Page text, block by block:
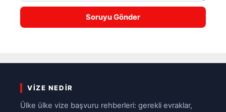
VIZE NEDIR
Ülke ülke vize başvuru rehberleri: gerekli evraklar,